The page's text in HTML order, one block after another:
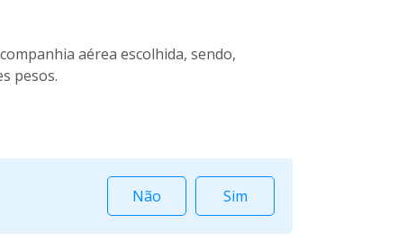
aérea escolhida, sendo,
pesos.
Não Sim